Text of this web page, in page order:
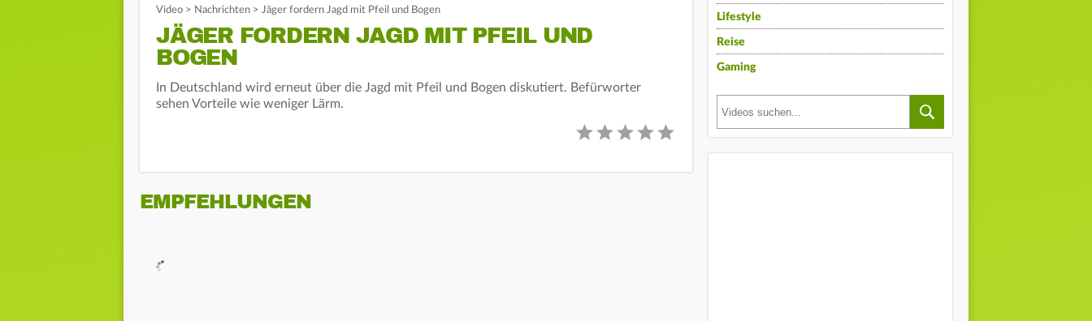
Video > Nachrichten > Jäger fordern Jagd mit Pfeil und Bogen
JÄGER FORDERN JAGD MIT PFEIL UND
BOGEN
In Deutschland wird erneut über die Jagd mit Pfeil und Bogen diskutiert. Befürworter
sehen Vorteile wie weniger Lärm.
EMPFEHLUNGEN
Lifestyle
Reise
Gaming